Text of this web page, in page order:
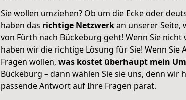
Sie wollen umziehen? Ob um die Ecke oder
haben das richtige Netzwerkan unserer Seite,
von Fürth nach Bückeburg geht! Wenn Sie nicht
haben wir die richtige Lösung für Sie! Wenn Sie
Fragen wollen, was kostet überhaupt mein
Bückeburg – dann wählen Sie sie uns, denn wir
passende Antwort auf Ihre Fragen parat.